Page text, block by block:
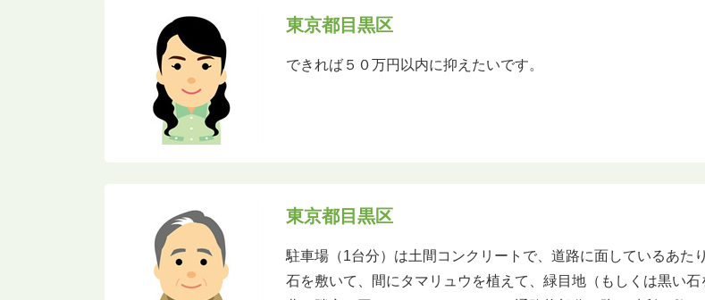
東京都目黒区
できれば５０万円以内に抑えたいです。
東京都目黒区
駐車場（1台分）は土間コンクリートで、道路に面しているあた
石を敷いて、間にタマリュウを植えて、緑目地（もしくは黒い